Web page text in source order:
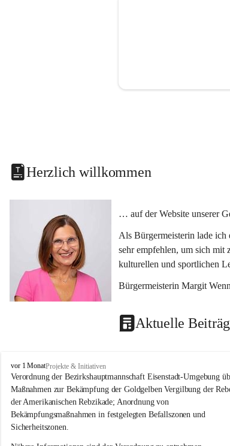
Herzlich willkommen
… auf der Website unserer
Als Bürgermeisterin lade
sehr empfehlen, um sich mit
kulturellen und sportlichen
Bürgermeisterin Margit
Aktuelle
O
s
l
i
p
vor 1 MonatProjekte & Initiativen
Verordnung der Bezirkshauptmannschaft Eisenstadt-Umgebung
Maßnahmen zur Bekämpfung der Goldgelben Vergilbung der
der Amerikanischen Rebzikade; Anordnung von
Bekämpfungsmaßnahmen in festgelegten Befallszonen und
Sicherheitszonen.